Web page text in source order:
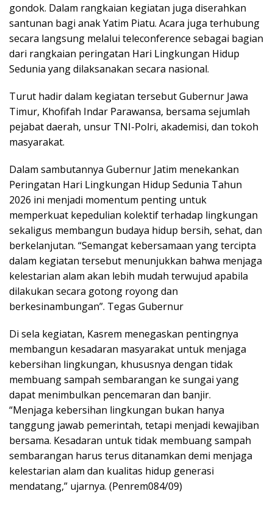
gondok. Dalam rangkaian kegiatan juga diserahkan
santunan bagi anak Yatim Piatu. Acara juga terhubung
secara langsung melalui teleconference sebagai bagian
dari rangkaian peringatan Hari Lingkungan Hidup
Sedunia yang dilaksanakan secara nasional.
Turut hadir dalam kegiatan tersebut Gubernur Jawa
Timur, Khofifah Indar Parawansa, bersama sejumlah
pejabat daerah, unsur TNI-Polri, akademisi, dan tokoh
masyarakat.
Dalam sambutannya Gubernur Jatim menekankan
Peringatan Hari Lingkungan Hidup Sedunia Tahun
2026 ini menjadi momentum penting untuk
memperkuat kepedulian kolektif terhadap lingkungan
sekaligus membangun budaya hidup bersih, sehat, dan
berkelanjutan. “Semangat kebersamaan yang tercipta
dalam kegiatan tersebut menunjukkan bahwa menjaga
kelestarian alam akan lebih mudah terwujud apabila
dilakukan secara gotong royong dan
berkesinambungan”. Tegas Gubernur
Di sela kegiatan, Kasrem menegaskan pentingnya
membangun kesadaran masyarakat untuk menjaga
kebersihan lingkungan, khususnya dengan tidak
membuang sampah sembarangan ke sungai yang
dapat menimbulkan pencemaran dan banjir.
“Menjaga kebersihan lingkungan bukan hanya
tanggung jawab pemerintah, tetapi menjadi kewajiban
bersama. Kesadaran untuk tidak membuang sampah
sembarangan harus terus ditanamkan demi menjaga
kelestarian alam dan kualitas hidup generasi
mendatang,” ujarnya. (Penrem084/09)